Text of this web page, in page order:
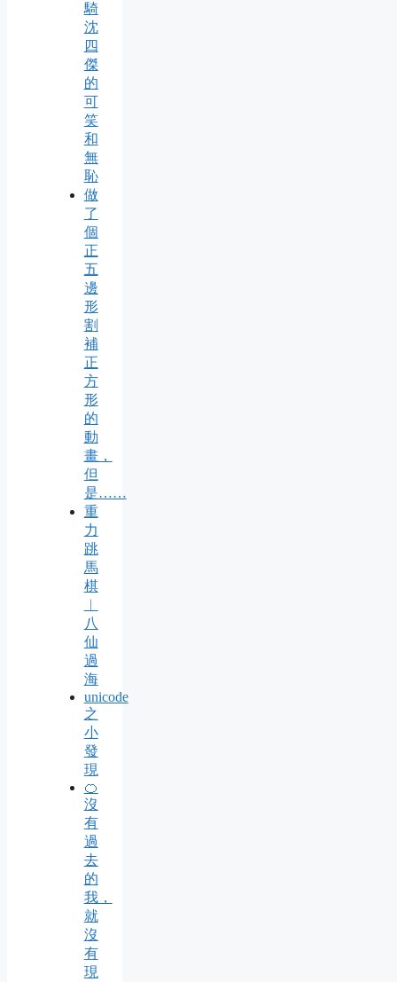
騎
沈
四
傑
的
可
笑
和
無
恥
做
了
個
正
五
邊
形
割
補
正
方
形
的
動
畫，
但
是……
重
力
跳
馬
棋
︱
八
仙
過
海
unicode
之
小
發
現
🍊
沒
有
過
去
的
我，
就
沒
有
現